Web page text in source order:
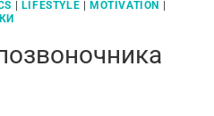
LIFESTYLE MOTIVATION